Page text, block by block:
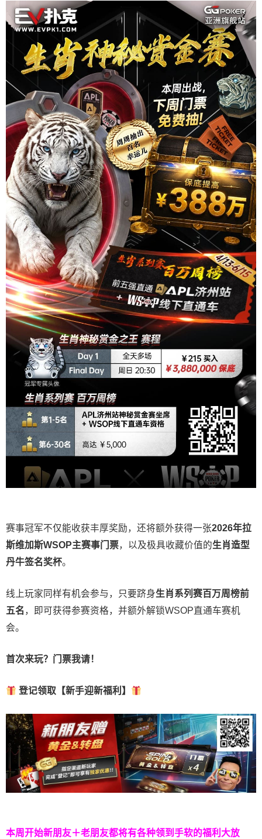
赛事冠军不仅能收获丰厚奖励，还将额外获得一张2026年拉
斯维加斯WSOP主赛事门票，以及极具收藏价值的生肖造型
丹牛签名奖杯。
线上玩家同样有机会参与，只要跻身生肖系列赛百万周榜前
五名 ，即可获得参赛资格，并额外解锁WSOP直通车赛机
会。
首次来玩？门票我请！
登记领取【新手迎新福利】
本周开始新朋友＋老朋友都将有各种领到手软的福利大放